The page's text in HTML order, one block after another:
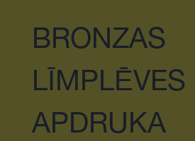
BRONZAS
LĪMPLĒVES
APDRUKA